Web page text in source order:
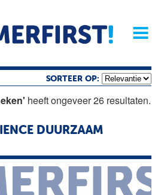
Archief
Magazine
SORTEER OP:
heeft ongeveer 26 resultaten.
DUURZAAM